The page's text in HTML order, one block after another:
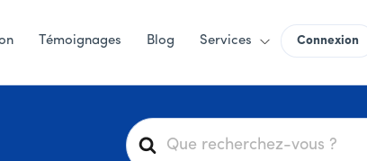
Témoignages Blog Services Connexion
R
e